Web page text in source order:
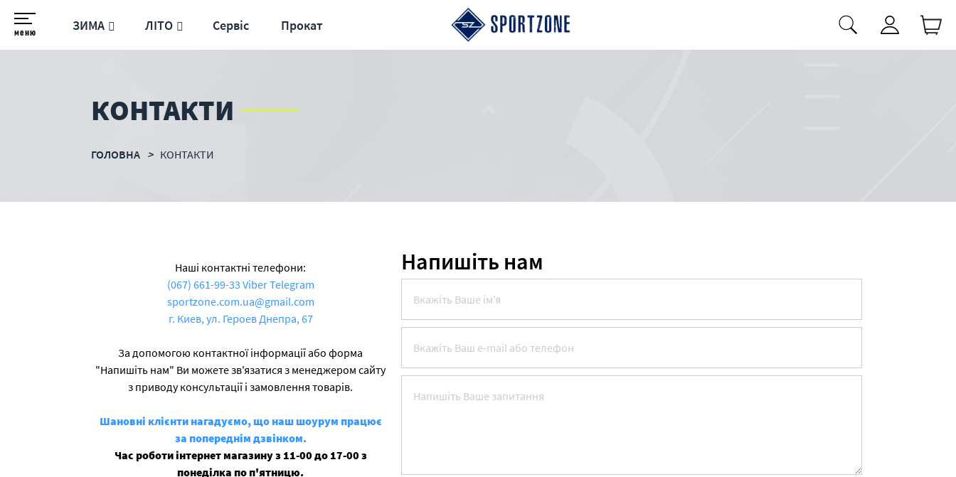
меню ЗИМА ЛІТО Сервіс Прокат
КОНТАКТИ
ГОЛОВНА КОНТАКТИ
Наші контактні телефони:
(067) 661-99-33 Viber Telegram
sportzone.com.ua@gmail.com
г. Киев, ул. Героев Днепра, 67
За допомогою контактної інформації або форма
"Напишіть нам" Ви можете зв'язатися з менеджером сайту
з приводу консультації і замовлення товарів.
Шановні клієнти нагадуємо, що наш шоурум працює
за попереднім дзвінком.
Час роботи інтернет магазину з 11-00 до 17-00 з
понеділка по п'ятницю.
Напишіть нам